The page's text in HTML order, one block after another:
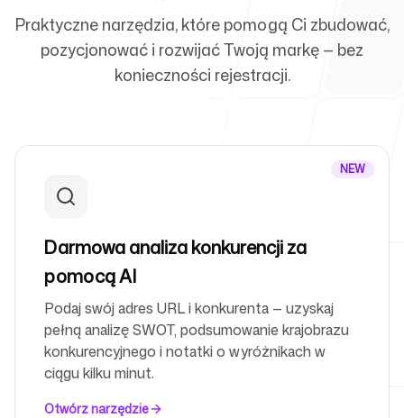
Dla startupów
Dla agencji
Blog
Cennik
Praktyczne narzędzia, które pomogą Ci zbudować,
pozycjonować i rozwijać Twoją markę — bez
konieczności rejestracji.
NEW
Darmowa analiza konkurencji za
pomocą AI
Podaj swój adres URL i konkurenta — uzyskaj
pełną analizę SWOT, podsumowanie krajobrazu
konkurencyjnego i notatki o wyróżnikach w
ciągu kilku minut.
Otwórz narzędzie